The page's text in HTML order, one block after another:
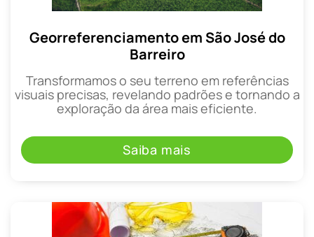
Georreferenciamento em São José do
Barreiro
Transformamos o seu terreno em referências
visuais precisas, revelando padrões e tornando a
exploração da área mais eficiente.
Saiba mais